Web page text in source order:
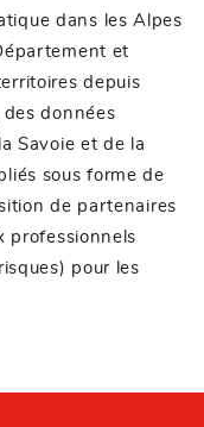
dans les Alpes
et
depuis
données
Savoie et de la
sous forme de
de partenaires
professionnels
pour les